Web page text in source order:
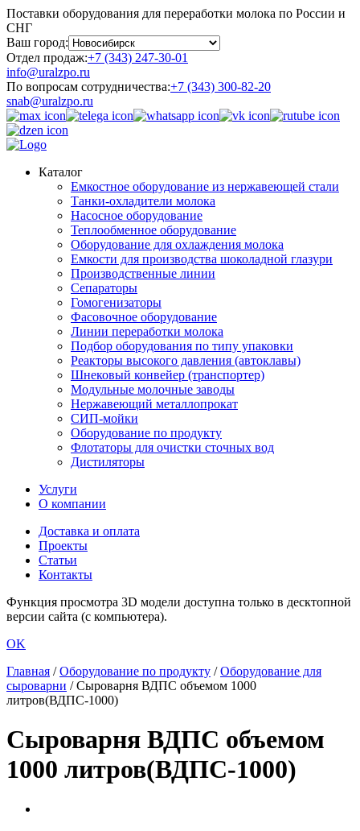
Поставки оборудования для переработки молока по России и
СНГ
Ваш город:
Отдел продаж:+7 (343) 247-30-01
info@uralzpo.ru
По вопросам сотрудничества:+7 (343) 300-82-20
snab@uralzpo.ru
Каталог
Емкостное оборудование из нержавеющей стали
Танки-охладители молока
Насосное оборудование
Теплообменное оборудование
Оборудование для охлаждения молока
Емкости для производства шоколадной глазури
Производственные линии
Сепараторы
Гомогенизаторы
Фасовочное оборудование
Линии переработки молока
Подбор оборудования по типу упаковки
Реакторы высокого давления (автоклавы)
Шнековый конвейер (транспортер)
Модульные молочные заводы
Нержавеющий металлопрокат
СИП-мойки
Оборудование по продукту
Флотаторы для очистки сточных вод
Дистиляторы
Услуги
О компании
Доставка и оплата
Проекты
Статьи
Контакты
Функция просмотра 3D модели доступна только в десктопной
версии сайта (с компьютера).
OK
Главная /Оборудование по продукту /Оборудование для
сыроварни /Сыроварня ВДПС объемом 1000
литров(ВДПС-1000)
Сыроварня ВДПС объемом
1000 литров(ВДПС-1000)